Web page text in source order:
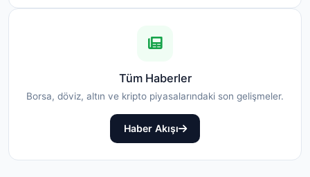
Tüm Haberler
Borsa, döviz, altın ve kripto piyasalarındaki son gelişmeler.
Haber Akışı